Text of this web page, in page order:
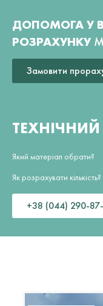
ДОПОМОГА У
РОЗРАХУНКУ
Замовити
ТЕХНІЧНИЙ
Який матеріал обрати?
Як розрахувати кількість?
+38 (044) 290-